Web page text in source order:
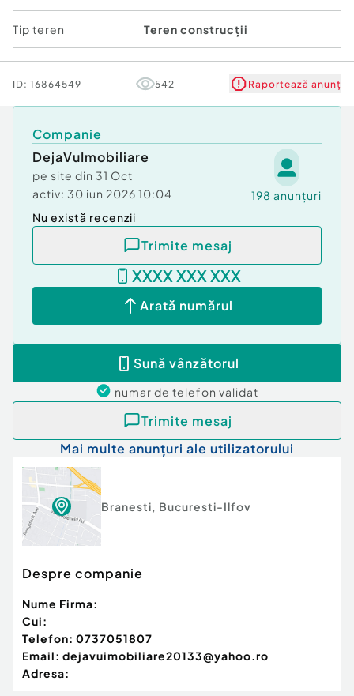
Tip teren Teren construcții
ID: 16864549 542 Raportează anunț
Companie
DejaVuImobiliare
pe site din 31 Oct
activ: 30 iun 2026 10:04 198 anunțuri
Nu există recenzii
Trimite mesaj
XXXX XXX XXX
Arată numărul
Sună vânzătorul
numar de telefon validat
Trimite mesaj
Mai multe anunțuri ale utilizatorului
Branesti, Bucuresti-Ilfov
Despre companie
Nume Firma:
Cui:
Telefon: 0737051807
Email: dejavuimobiliare20133@yahoo.ro
Adresa: